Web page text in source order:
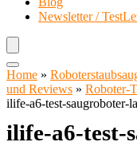
Newsletter /
Home »
und Reviews » Roboter-
ilife-a6-test-saugroboter-
ilife-a6-test-